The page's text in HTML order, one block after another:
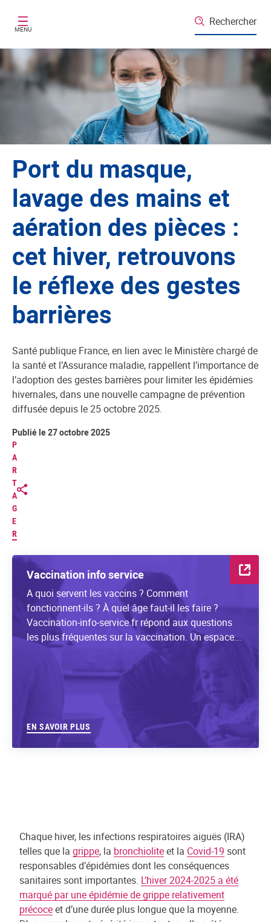
MENU
Rechercher
Port du masque,
lavage des mains et
aération des pièces :
cet hiver, retrouvons
le réflexe des gestes
barrières
Santé publique France, en lien avec le Ministère chargé de
la santé et l’Assurance maladie, rappellent l’importance de
l’adoption des gestes barrières pour limiter les épidémies
hivernales, dans une nouvelle campagne de prévention
diffusée depuis le 25 octobre 2025.
P
A
R
T
A
G
E
R
Publié le 27 octobre 2025
Vaccination info service
A quoi servent les vaccins ? Comment
fonctionnent-ils ? À quel âge faut-il les faire ?
Vaccination-info-service.fr répond aux questions
les plus fréquentes sur la vaccination. Un espace...
EN SAVOIR PLUS
Chaque hiver, les infections respiratoires aiguës (IRA)
telles que la grippe, la bronchioliteet la Covid-19 sont
responsables d’épidémies dont les conséquences
sanitaires sont importantes. L’hiver 2024-2025 a été
marqué par une épidémie de grippe relativement
précoceet d’une durée plus longue que la moyenne.